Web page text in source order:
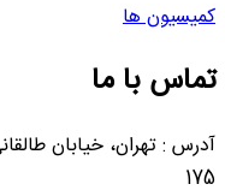
کمیسیون ها
تماس با ما
آدرس : تهران، خیابان
175